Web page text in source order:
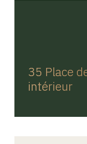
35 Place
intérieur